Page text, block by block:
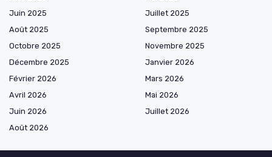
Juin 2025
Juillet 2025
Août 2025
Septembre 2025
Octobre 2025
Novembre 2025
Décembre 2025
Janvier 2026
Février 2026
Mars 2026
Avril 2026
Mai 2026
Juin 2026
Juillet 2026
Août 2026